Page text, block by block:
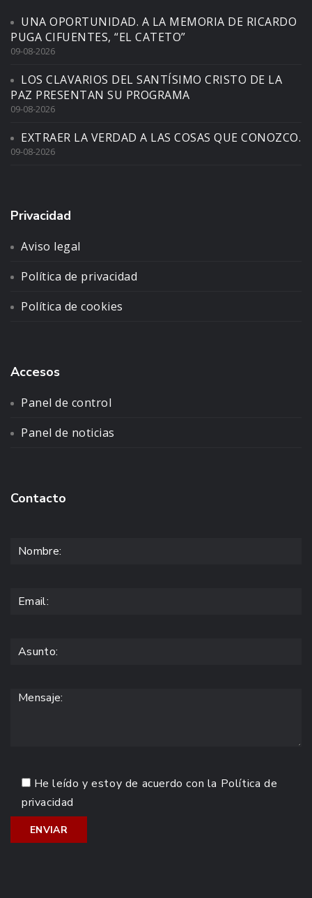
UNA OPORTUNIDAD. A LA MEMORIA DE RICARDO
PUGA CIFUENTES, “EL CATETO”
09-08-2026
LOS CLAVARIOS DEL SANTÍSIMO CRISTO DE LA
PAZ PRESENTAN SU PROGRAMA
09-08-2026
EXTRAER LA VERDAD A LAS COSAS QUE CONOZCO.
09-08-2026
Privacidad
Aviso legal
Política de privacidad
Política de cookies
Accesos
Panel de control
Panel de noticias
Contacto
He leído y estoy de acuerdo con la Política de
privacidad